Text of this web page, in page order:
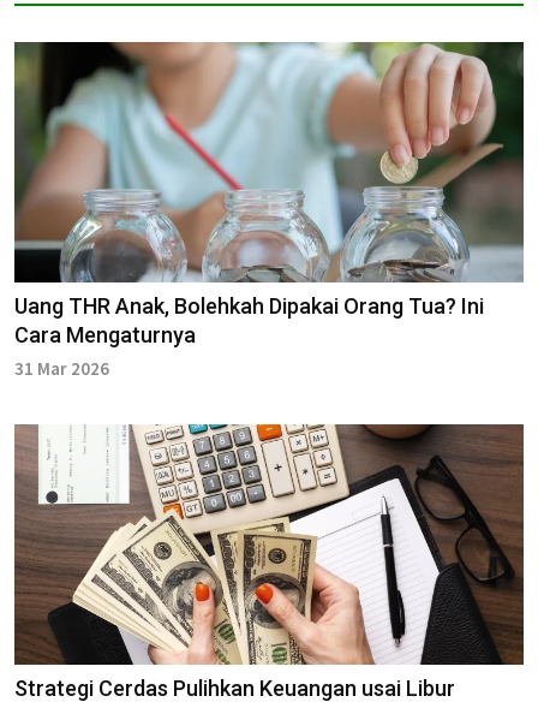
Uang THR Anak, Bolehkah Dipakai Orang Tua? Ini
Cara Mengaturnya
31 Mar 2026
Strategi Cerdas Pulihkan Keuangan usai Libur